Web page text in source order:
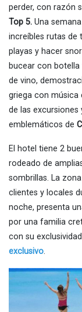
perder, con razón
Top 5. Una
increíbles rutas de
playas y hacer
bucear con
de vino,
griega con música
de las excursiones
emblemáticos de
El hotel tiene 2
rodeado de
sombrillas. La
clientes y locales
noche, presenta
por una familia
con su
exclusivo.